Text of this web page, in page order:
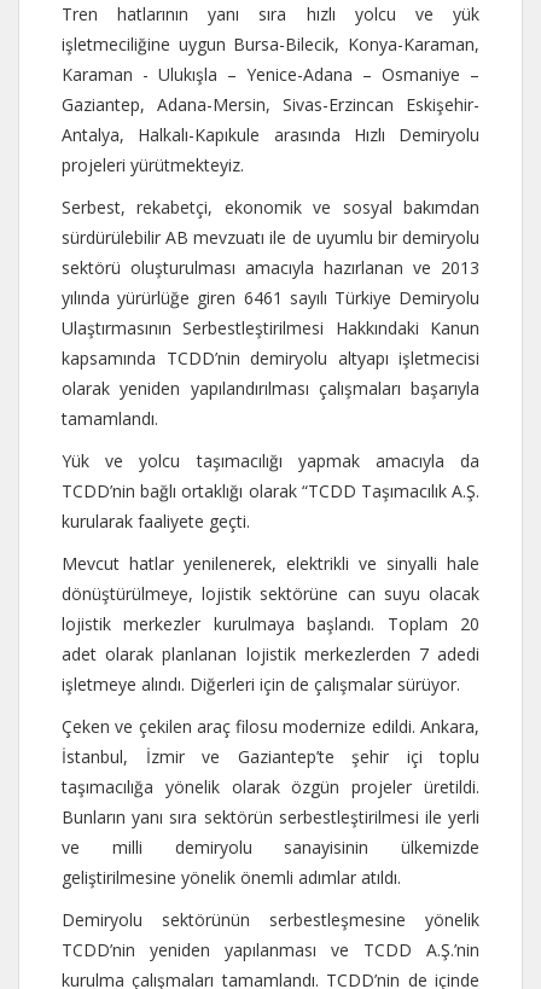
Tren hatlarının yanı sıra hızlı yolcu ve yük
işletmeciliğine uygun Bursa-Bilecik, Konya-Karaman,
Karaman - Ulukışla – Yenice-Adana – Osmaniye –
Gaziantep, Adana-Mersin, Sivas-Erzincan Eskişehir-
Antalya, Halkalı-Kapıkule arasında Hızlı Demiryolu
projeleri yürütmekteyiz.
Serbest, rekabetçi, ekonomik ve sosyal bakımdan
sürdürülebilir AB mevzuatı ile de uyumlu bir demiryolu
sektörü oluşturulması amacıyla hazırlanan ve 2013
yılında yürürlüğe giren 6461 sayılı Türkiye Demiryolu
Ulaştırmasının Serbestleştirilmesi Hakkındaki Kanun
kapsamında TCDD’nin demiryolu altyapı işletmecisi
olarak yeniden yapılandırılması çalışmaları başarıyla
tamamlandı.
Yük ve yolcu taşımacılığı yapmak amacıyla da
TCDD’nin bağlı ortaklığı olarak “TCDD Taşımacılık A.Ş.
kurularak faaliyete geçti.
Mevcut hatlar yenilenerek, elektrikli ve sinyalli hale
dönüştürülmeye, lojistik sektörüne can suyu olacak
lojistik merkezler kurulmaya başlandı. Toplam 20
adet olarak planlanan lojistik merkezlerden 7 adedi
işletmeye alındı. Diğerleri için de çalışmalar sürüyor.
Çeken ve çekilen araç filosu modernize edildi. Ankara,
İstanbul, İzmir ve Gaziantep’te şehir içi toplu
taşımacılığa yönelik olarak özgün projeler üretildi.
Bunların yanı sıra sektörün serbestleştirilmesi ile yerli
ve milli demiryolu sanayisinin ülkemizde
geliştirilmesine yönelik önemli adımlar atıldı.
Demiryolu sektörünün serbestleşmesine yönelik
TCDD’nin yeniden yapılanması ve TCDD A.Ş.’nin
kurulma çalışmaları tamamlandı. TCDD’nin de içinde